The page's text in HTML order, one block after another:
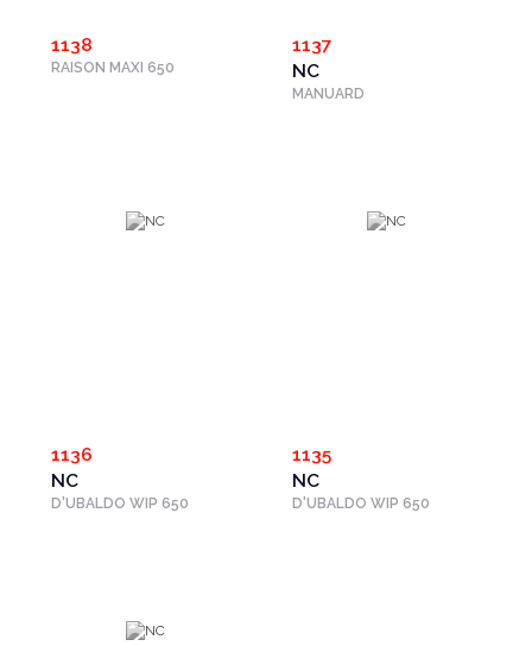
1138
RAISON MAXI 650
1137
NC
MANUARD
1136
NC
D'UBALDO WIP 650
1135
NC
D'UBALDO WIP 650